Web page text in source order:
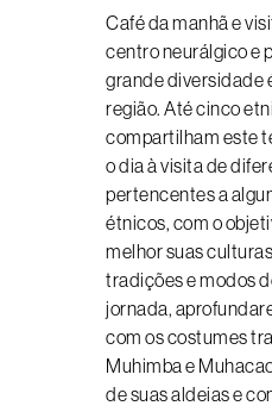
Café da manhã e
centro neurálgico e
grande diversidade
região. Até cinco
compartilham este
o dia à visita de
pertencentes a
étnicos, com o
melhor suas
tradições e modos
jornada,
com os costumes
Muhimba e
de suas aldeias e